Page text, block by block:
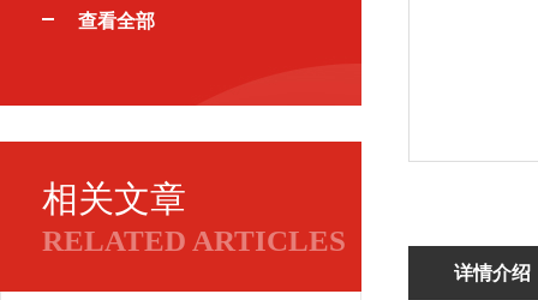
查看全部
相关文章
RELATED ARTICLES
详情介绍